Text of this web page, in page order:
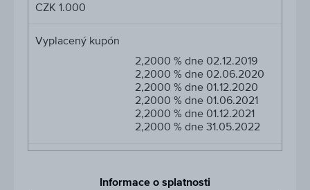
CZK 1.000
Vyplacený kupón
2,2000 % dne 02.12.2019
2,2000 % dne 02.06.2020
2,2000 % dne 01.12.2020
2,2000 % dne 01.06.2021
2,2000 % dne 01.12.2021
2,2000 % dne 31.05.2022
Informace o splatnosti